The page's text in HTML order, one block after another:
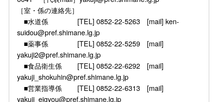
［室・係の連絡先］
■水道係 [TEL] 0852-22-5263 [mail] ken-
suidou@pref.shimane.lg.jp
■薬事係 [TEL] 0852-22-5259 [mail]
yakuji2@pref.shimane.lg.jp
■食品衛生係 [TEL] 0852-22-6292 [mail]
yakuji_shokuhin@pref.shimane.lg.jp
■営業指導係 [TEL] 0852-22-6313 [mail]
yakuji_eigyou@pref.shimane.lg.jp